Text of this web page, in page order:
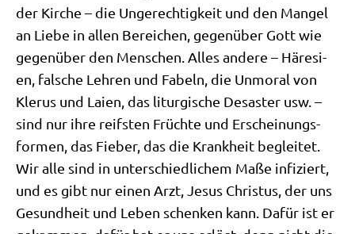
der Kir­che – die Unge­rech­tig­keit und den Man­gel
an Lie­be in allen Berei­chen, gegen­über Gott wie
gegen­über den Men­schen. Alles ande­re – Häre­si­
en, fal­sche Leh­ren und Fabeln, die Unmo­ral von
Kle­rus und Lai­en, das lit­ur­gi­sche Desa­ster usw. –
sind nur ihre reif­sten Früch­te und Erschei­nungs­
for­men, das Fie­ber, das die Krank­heit beglei­tet.
Wir alle sind in unter­schied­li­chem Maße infi­ziert,
und es gibt nur einen Arzt, Jesus Chri­stus, der uns
Gesund­heit und Leben schen­ken kann. Dafür ist er